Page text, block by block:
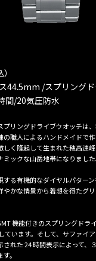
44.5mm /スプリング
間/20気圧防水
プリングドライブウオッチは
の職人によるハンドメイドで
しく隆起して生まれた穂高連
ックな山岳地帯になりました
る有機的なダイヤルパターン
やかな情景から着想を得たグ
機能付きのスプリングドラ
ています。そして、サファイ
された 24 時間表示によって、
。